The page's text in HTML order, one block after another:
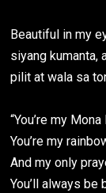
Beautiful in my
siyang kumanta,
pilit at wala sa
“You’re my
You’re my
And my only
You’ll always be